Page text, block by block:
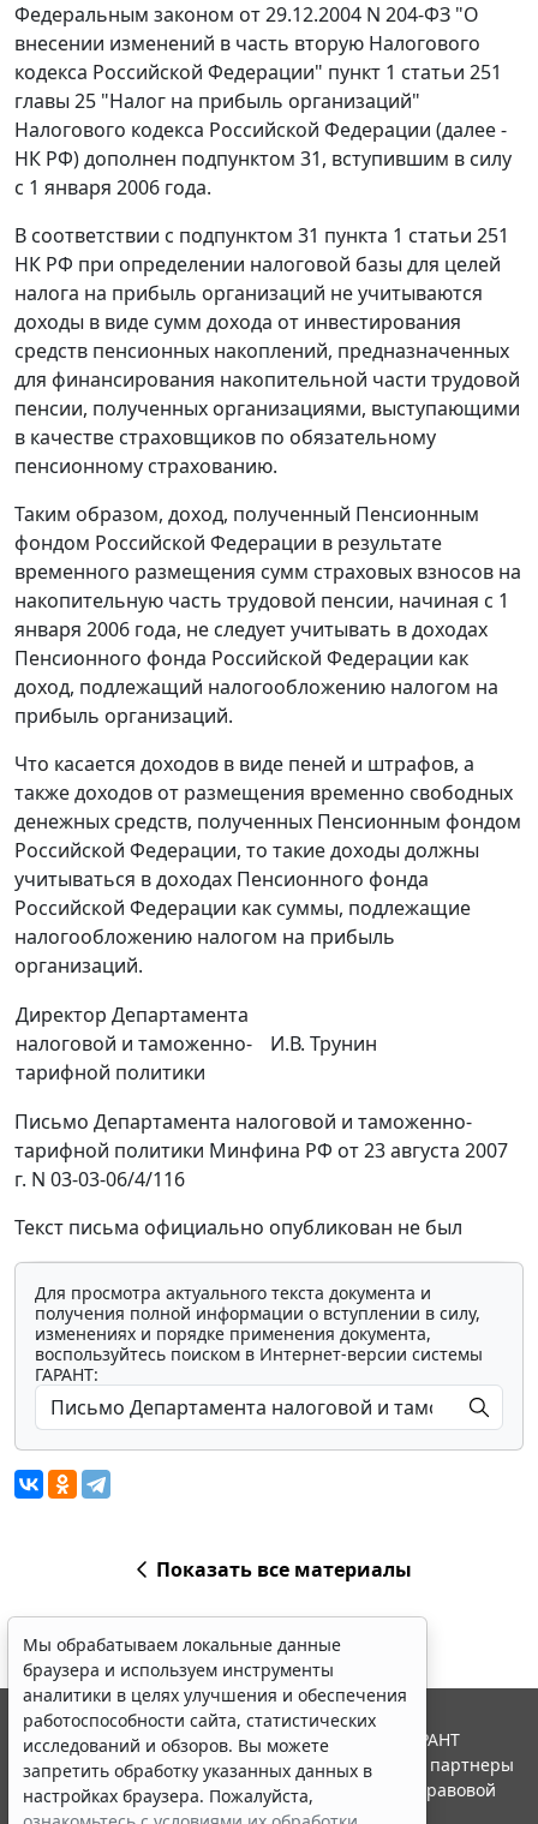
Федеральным законом от 29.12.2004 N 204-ФЗ "О
внесении изменений в часть вторую Налогового
кодекса Российской Федерации" пункт 1 статьи 251
главы 25 "Налог на прибыль организаций"
Налогового кодекса Российской Федерации (далее -
НК РФ) дополнен подпунктом 31, вступившим в силу
с 1 января 2006 года.
В соответствии с подпунктом 31 пункта 1 статьи 251
НК РФ при определении налоговой базы для целей
налога на прибыль организаций не учитываются
доходы в виде сумм дохода от инвестирования
средств пенсионных накоплений, предназначенных
для финансирования накопительной части трудовой
пенсии, полученных организациями, выступающими
в качестве страховщиков по обязательному
пенсионному страхованию.
Таким образом, доход, полученный Пенсионным
фондом Российской Федерации в результате
временного размещения сумм страховых взносов на
накопительную часть трудовой пенсии, начиная с 1
января 2006 года, не следует учитывать в доходах
Пенсионного фонда Российской Федерации как
доход, подлежащий налогообложению налогом на
прибыль организаций.
Что касается доходов в виде пеней и штрафов, а
также доходов от размещения временно свободных
денежных средств, полученных Пенсионным фондом
Российской Федерации, то такие доходы должны
учитываться в доходах Пенсионного фонда
Российской Федерации как суммы, подлежащие
налогообложению налогом на прибыль
организаций.
Директор Департамента
налоговой и таможенно-
тарифной политики
И.В. Трунин
Письмо Департамента налоговой и таможенно-
тарифной политики Минфина РФ от 23 августа 2007
г. N 03-03-06/4/116
Текст письма официально опубликован не был
Для просмотра актуального текста документа и
получения полной информации о вступлении в силу,
изменениях и порядке применения документа,
воспользуйтесь поиском в Интернет-версии системы
ГАРАНТ:
Показать все материалы
Мы обрабатываем локальные данные
браузера и используем инструменты
аналитики в целях улучшения и обеспечения
работоспособности сайта, статистических
исследований и обзоров. Вы можете
запретить обработку указанных данных в
настройках браузера. Пожалуйста,
© ООО "НПП "ГАРАНТ-СЕРВИС", 2026. Система ГАРАНТ
выпускается с 1990 года. Компания "Гарант" и ее партнеры
являются участниками Российской ассоциации правовой
информации ГАРАНТ.